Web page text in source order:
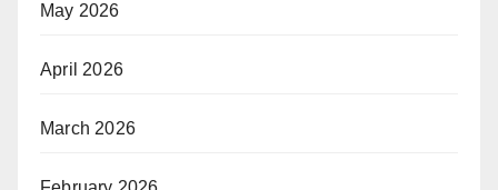
May 2026
April 2026
March 2026